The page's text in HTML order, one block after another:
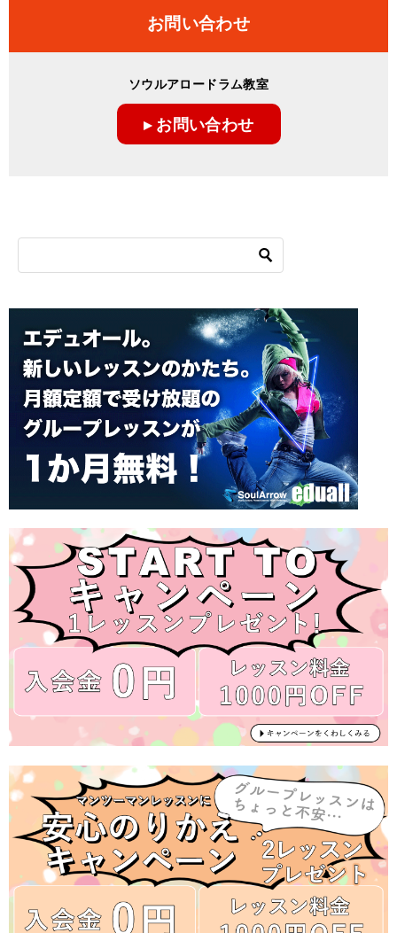
ビ
お問い合わせ
ソウルアロードラム教室
▸ お問い合わせ